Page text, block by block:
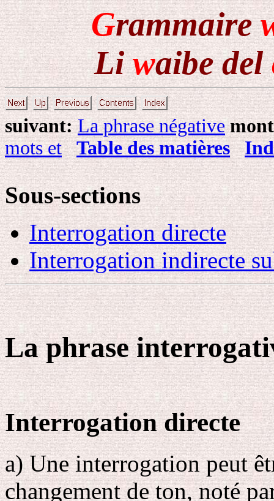
Grammaire
Liwaibe del
suivant: La phrase négative
mots et
Table des matières
Sous-sections
Interrogation directe
Interrogation indirecte
La phrase
Interrogation directe
a) Une interrogation peut
changement de ton, noté